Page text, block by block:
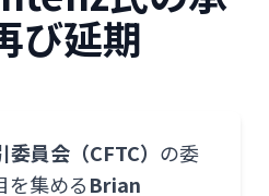
び延期
員会（CFTC） の委
を集めるBrian